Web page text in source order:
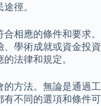
徑。
相應的條件和要求。
學術成就或資金投資
法律和規定。
方法。無論是通過工
有不同的選項和條件可